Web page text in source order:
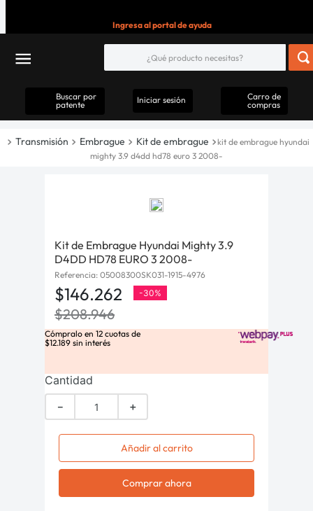
Ingresa al portal de ayuda
Buscar por
patente
Iniciar sesión
Carro de
compras
Transmisión Embrague Kit de embrague
kit de embrague hyundai
mighty 3.9 d4dd hd78 euro 3 2008-
Kit de Embrague Hyundai Mighty 3.9
D4DD HD78 EURO 3 2008-
Referencia: 05008300SK031-1915-4976
$146.262 -30%
$208.946
Cómpralo en 12 cuotas de
$12.189 sin interés
Cantidad
＋
－
Añadir al carrito
Comprar ahora